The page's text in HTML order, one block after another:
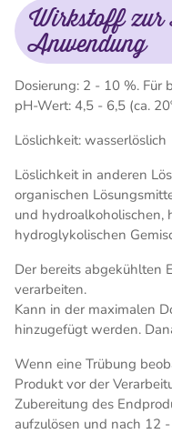
Wirkstoff zur
Anwendung
Dosierung: 2 - 10 %. Für
pH-Wert: 4,5 - 6,5 (ca.
Löslichkeit: wasserlöslich
Löslichkeit in anderen
organischen
und hydroalkoholischen,
hydroglykolischen
Der bereits abgekühlten
verarbeiten.
Kann in der maximalen
hinzugefügt werden.
Wenn eine Trübung
Produkt vor der
Zubereitung des
aufzulösen und nach 12